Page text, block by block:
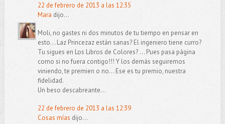
22 de febrero de 2013 a las 12:35
Mara dijo...
Moli, no gastes ni dos minutos de tu tiempo en pensar en
esto... Laz Princezaz están sanas? El ingeniero tiene curro?
Tu sigues en Los Libros de Colores? ... Pues pasa página
como si no fuera contigo!!! Y los demás seguiremos
viniendo, te premien o no... Ese es tu premio, nuestra
fidelidad.
Un beso descabreante...
22 de febrero de 2013 a las 12:39
Cosas mías dijo...